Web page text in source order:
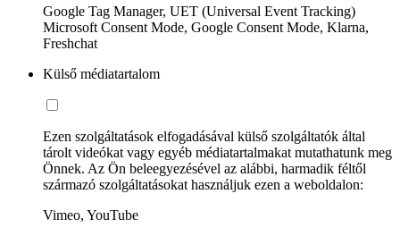
Google Tag Manager, UET (Universal Event Tracking)
Microsoft Consent Mode, Google Consent Mode, Klarna,
Freshchat
Külső médiatartalom
Ezen szolgáltatások elfogadásával külső szolgáltatók által
tárolt videókat vagy egyéb médiatartalmakat mutathatunk meg
Önnek. Az Ön beleegyezésével az alábbi, harmadik féltől
származó szolgáltatásokat használjuk ezen a weboldalon:
Vimeo, YouTube